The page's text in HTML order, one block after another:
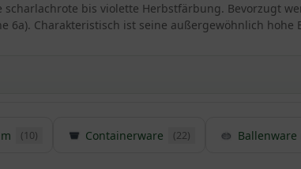
bis violette Herbstfärbung. Bevorzugt
6a). Charakteristisch ist seine außergewöhnlich hohe
florida/ Amerikanischen Blumen-Hartriegels
(10) Containerware (22) Ballenware